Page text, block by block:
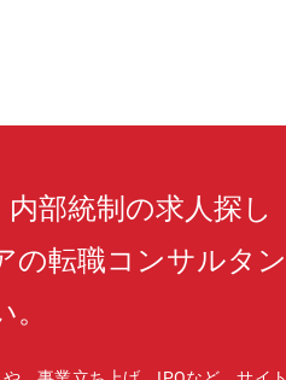
部統制の求人探し
の転職コンサルタン